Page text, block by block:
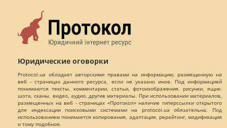
Юридические оговорки
Protocol.ua обладает авторскими правами на информацию, размещенную на
веб - страницах данного ресурса, если не указано иное. Под информацией
понимаются тексты, комментарии, статьи, фотоизображения, рисунки, ящик-
шота, сканы, видео, аудио, другие материалы. При использовании материалов,
размещенных на веб - страницах «Протокол» наличие гиперссылки открытого
для индексации поисковыми системами на protocol.ua обязательна. Под
использованием понимается копирования, адаптация, рерайтинг, модификация
и тому подобное.